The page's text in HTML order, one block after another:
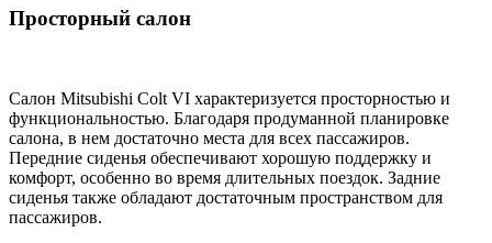
Просторный салон
Салон Mitsubishi Colt VI характеризуется просторностью и
функциональностью. Благодаря продуманной планировке
салона, в нем достаточно места для всех пассажиров.
Передние сиденья обеспечивают хорошую поддержку и
комфорт, особенно во время длительных поездок. Задние
сиденья также обладают достаточным пространством для
пассажиров.